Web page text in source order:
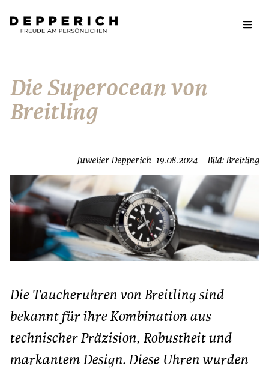
Die Superocean von
Breitling
Juwelier Depperich 19.08.2024 Bild: Breitling
Die Taucheruhren von Breitling sind
bekannt für ihre Kombination aus
technischer Präzision, Robustheit und
markantem Design. Diese Uhren wurden